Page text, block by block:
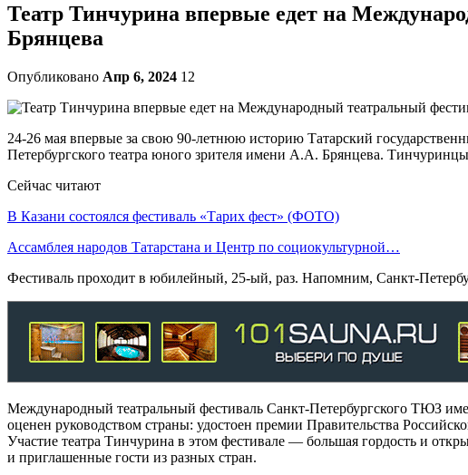
Театр Тинчурина впервые едет на
Брянцева
Опубликовано Апр 6, 2024 12
24-26 мая впервые за свою 90-летнюю историю Татарский
Петербургского театра юного зрителя имени А.А. Брянцева.
Сейчас читают
В Казани состоялся фестиваль «Тарих фест» (ФОТО)
Ассамблея народов Татарстана и Центр по социокультурной…
Фестиваль проходит в юбилейный, 25-ый, раз. Напомним, Санкт-
Международный театральный фестиваль Санкт-Петербургского ТЮЗ
оценен руководством страны: удостоен премии Правительства
Участие театра Тинчурина в этом фестивале — большая гордость и
и приглашенные гости из разных стран.